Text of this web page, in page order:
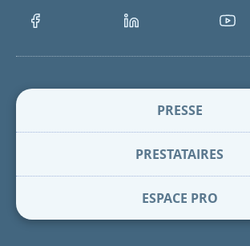
Facebook LinkedIn Youtube
PRESSE
PRESTATAIRES
ESPACE PRO